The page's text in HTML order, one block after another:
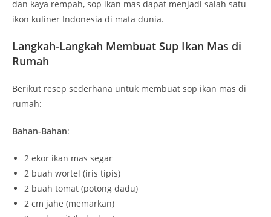
dan kaya rempah, sop ikan mas dapat menjadi salah satu
ikon kuliner Indonesia di mata dunia.
Langkah-Langkah Membuat Sup Ikan Mas di
Rumah
Berikut resep sederhana untuk membuat sop ikan mas di
rumah:
Bahan-Bahan:
2 ekor ikan mas segar
2 buah wortel (iris tipis)
2 buah tomat (potong dadu)
2 cm jahe (memarkan)